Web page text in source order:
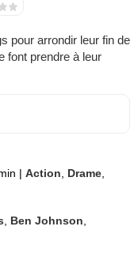
pour arrondir leur fin de
font prendre à leur
| Action Drame
Ben Johnson